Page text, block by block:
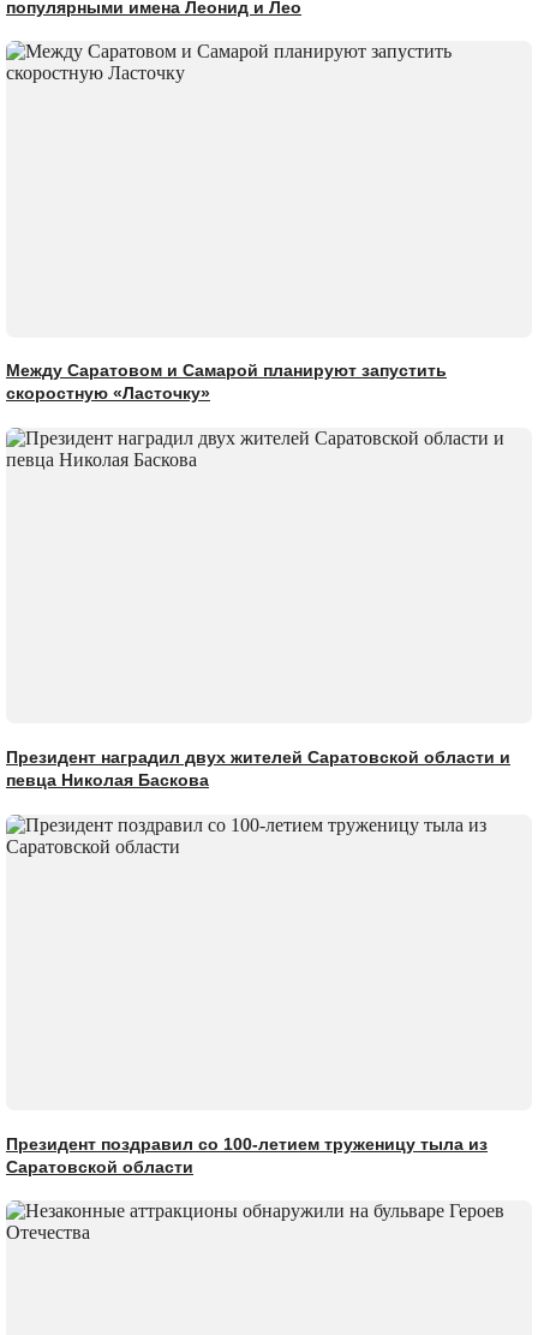
популярными имена Леонид и Лео
Между Саратовом и Самарой планируют запустить
скоростную «Ласточку»
Президент наградил двух жителей Саратовской области и
певца Николая Баскова
Президент поздравил со 100-летием труженицу тыла из
Саратовской области